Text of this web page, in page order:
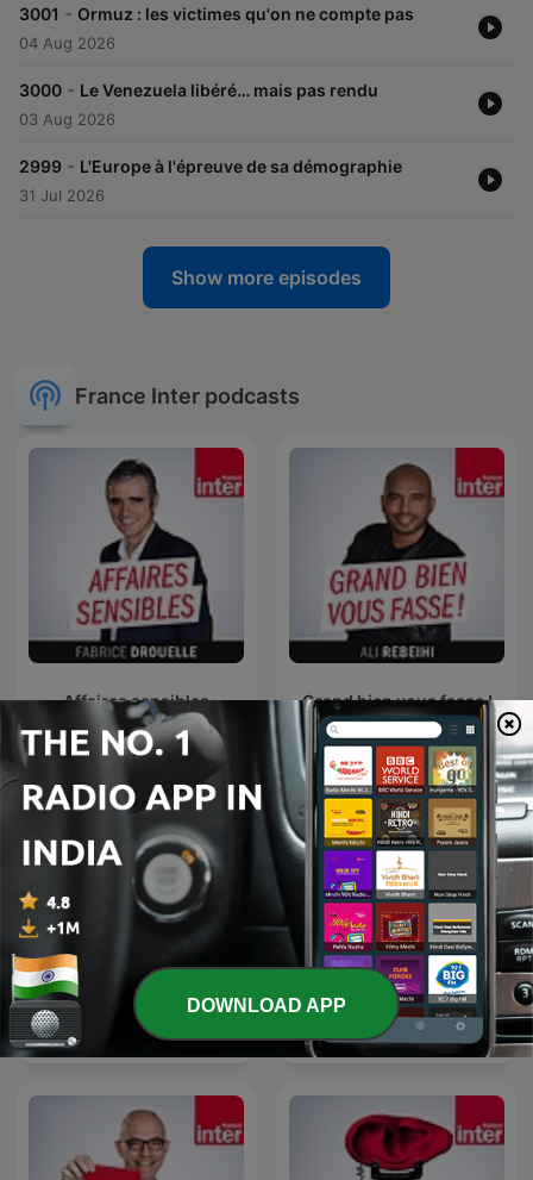
3001 - Ormuz : les victimes qu'on ne compte pas
04 Aug 2026
3000 - Le Venezuela libéré… mais pas rendu
03 Aug 2026
2999 - L'Europe à l'épreuve de sa démographie
31 Jul 2026
Show more episodes
France Inter podcasts
Affaires sensibles Grand bien vous fasse !
Le masque et la plume
Autant en emporte
l'histoire
DOWNLOAD APP